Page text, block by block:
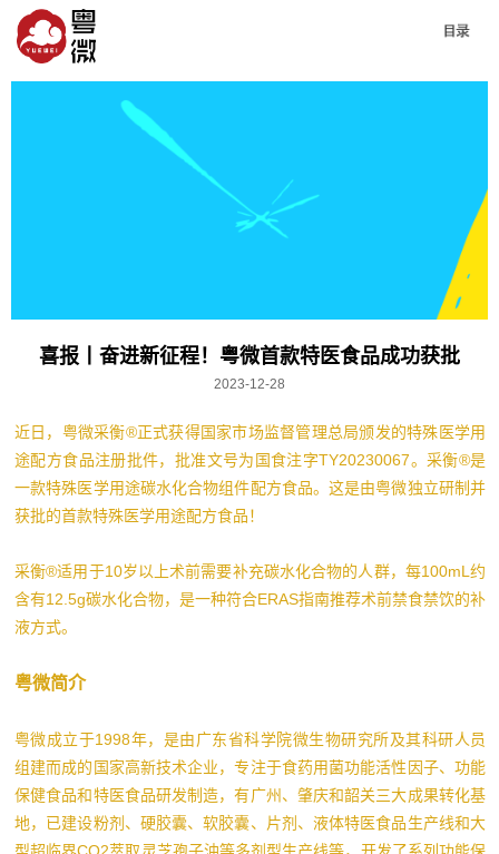
喜报丨奋进新征程！粤微首款特医食品成功获批
2023-12-28
近日，粤微采衡®正式获得国家市场监督管理总局颁发的特殊医学用
途配方食品注册批件，批准文号为国食注字TY20230067。采衡®是
一款特殊医学用途碳水化合物组件配方食品。这是由粤微独立研制并
获批的首款特殊医学用途配方食品！
采衡®适用于10岁以上术前需要补充碳水化合物的人群，每100mL约
含有12.5g碳水化合物，是一种符合ERAS指南推荐术前禁食禁饮的补
液方式。
粤微简介
粤微成立于1998年，是由广东省科学院微生物研究所及其科研人员
组建而成的国家高新技术企业，专注于食药用菌功能活性因子、功能
保健食品和特医食品研发制造，有广州、肇庆和韶关三大成果转化基
地，已建设粉剂、硬胶囊、软胶囊、片剂、液体特医食品生产线和大
型超临界CO2萃取灵芝孢子油等多剂型生产线等，开发了系列功能保